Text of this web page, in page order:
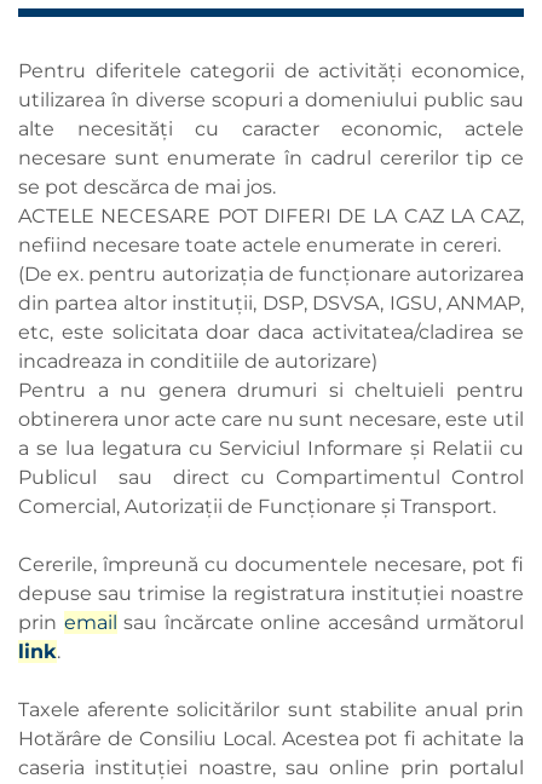
Pentru diferitele categorii de activități economice,
utilizarea în diverse scopuri a domeniului public sau
alte necesități cu caracter economic, actele
necesare sunt enumerate în cadrul cererilor tip ce
se pot descărca de mai jos.
ACTELE NECESARE POT DIFERI DE LA CAZ LA CAZ,
nefiind necesare toate actele enumerate in cereri.
(De ex. pentru autorizația de funcționare autorizarea
din partea altor instituții, DSP, DSVSA, IGSU, ANMAP,
etc, este solicitata doar daca activitatea/cladirea se
incadreaza in conditiile de autorizare)
Pentru a nu genera drumuri si cheltuieli pentru
obtinerera unor acte care nu sunt necesare, este util
a se lua legatura cu Serviciul Informare și Relatii cu
Publicul sau direct cu Compartimentul Control
Comercial, Autorizații de Funcționare și Transport.
Cererile, împreună cu documentele necesare, pot fi
depuse sau trimise la registratura instituţiei noastre
prin email sau încărcate online accesând următorul
link.
Taxele aferente solicitărilor sunt stabilite anual prin
Hotărâre de Consiliu Local. Acestea pot fi achitate la
caseria instituției noastre, sau online prin portalul